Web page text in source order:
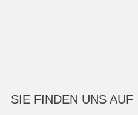
SIE FINDEN UNS AUF